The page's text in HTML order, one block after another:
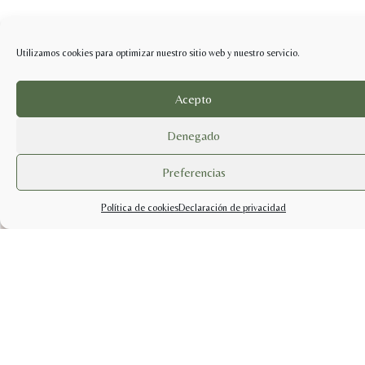
Utilizamos cookies para optimizar nuestro sitio web y nuestro servicio.
Acepto
Denegado
Preferencias
Política de cookiesDeclaración de privacidad